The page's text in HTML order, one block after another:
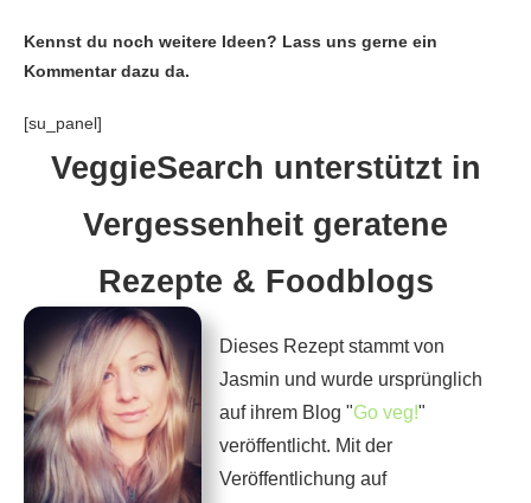
Kennst du noch weitere Ideen? Lass uns gerne ein
Kommentar dazu da.
[su_panel]
VeggieSearch unterstützt in
Vergessenheit geratene
Rezepte & Foodblogs
Dieses Rezept stammt von
Jasmin und wurde ursprünglich
auf ihrem Blog "Go veg!"
veröffentlicht. Mit der
Veröffentlichung auf